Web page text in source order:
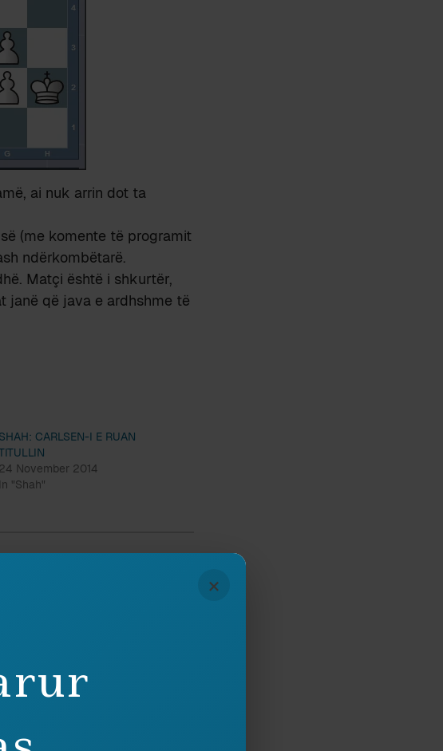
ai nuk arrin dot ta
(me komente të programit
ndërkombëtarë.
Matçi është i shkurtër,
janë që java e ardhshme të
SHAH: CARLSEN-I E RUAN
24 November 2014
In "Shah"
×